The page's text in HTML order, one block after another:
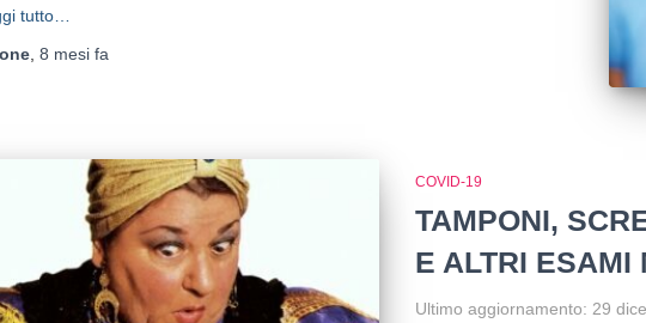
tutto…
, 8 mesifa
COVID-19
TAMPONI,
E ALTRI ESAMI
Ultimo aggiornamento: 29